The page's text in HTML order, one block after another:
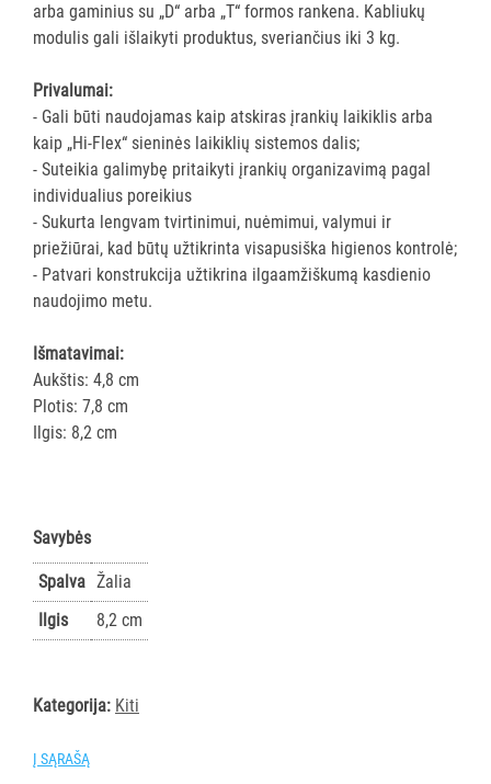
teritorijų
priežiūrai
gamybos
vietų
valymas
Visi
Valymo
šepečiai
Nubraukėjai
ir
Kotai
Teleskopiniai
kotai
Gremžtukai,
semtuvėliai
Kibirai
Dangčiai
kibirams
Pastatų
vežimėliai
arba gaminius su „D“ arba „T“ formos rankena. Kabliukų
modulis gali išlaikyti produktus, sveriančius iki 3 kg.
Privalumai:
- Gali būti naudojamas kaip atskiras įrankių laikiklis arba
kaip „Hi-Flex“ sieninės laikiklių sistemos dalis;
- Suteikia galimybę pritaikyti įrankių organizavimą pagal
individualius poreikius
- Sukurta lengvam tvirtinimui, nuėmimui, valymui ir
priežiūrai, kad būtų užtikrinta visapusiška higienos kontrolė;
- Patvari konstrukcija užtikrina ilgaamžiškumą kasdienio
naudojimo metu.
Išmatavimai:
Aukštis: 4,8 cm
Plotis: 7,8 cm
Ilgis: 8,2 cm
Savybės
Spalva Žalia
Ilgis
8,2 cm
Kategorija: Kiti
Į SĄRAŠĄ